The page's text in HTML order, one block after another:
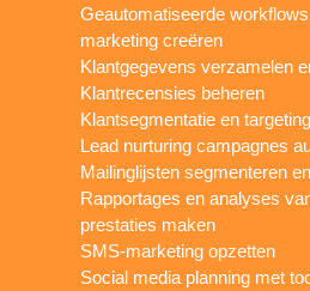
Geautomatiseerde
marketing creëren
Klantgegevens verzamelen
Klantrecensies beheren
Klantsegmentatie en targeting
Lead nurturing campagnes
Mailinglijsten segmenteren
Rapportages en analyses
prestaties maken
SMS-marketing opzetten
Social media planning met